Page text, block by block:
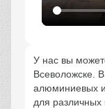
У нас вы
Всеволожске.
алюминиевых
для